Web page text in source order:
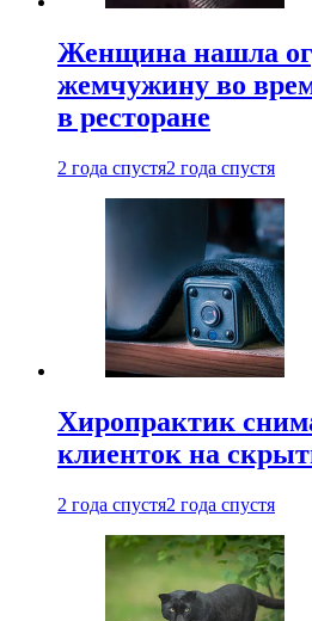
Женщина нашла
жемчужину во
в ресторане
2 года спустя2 года спустя
Хиропрактик
клиенток на
2 года спустя2 года спустя